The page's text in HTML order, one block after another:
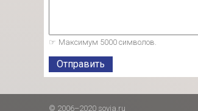
Максимум 5000 символов.
Отправить
© 2006–2020 sovia.ru